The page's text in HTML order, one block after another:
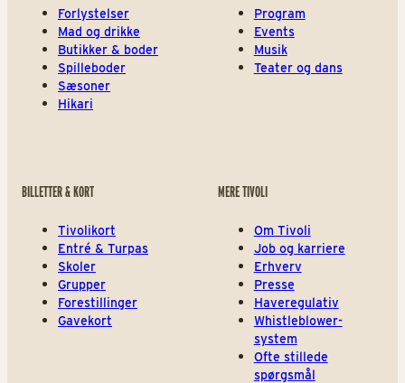
Forlystelser
Mad og drikke
Butikker & boder
Spilleboder
Sæsoner
Hikari
Program
Events
Musik
Teater og dans
BILLETTER & KORT
Tivolikort
Entré & Turpas
Skoler
Grupper
Forestillinger
Gavekort
MERE TIVOLI
Om Tivoli
Job og karriere
Erhverv
Presse
Haveregulativ
Whistleblower-
system
Ofte stillede
spørgsmål